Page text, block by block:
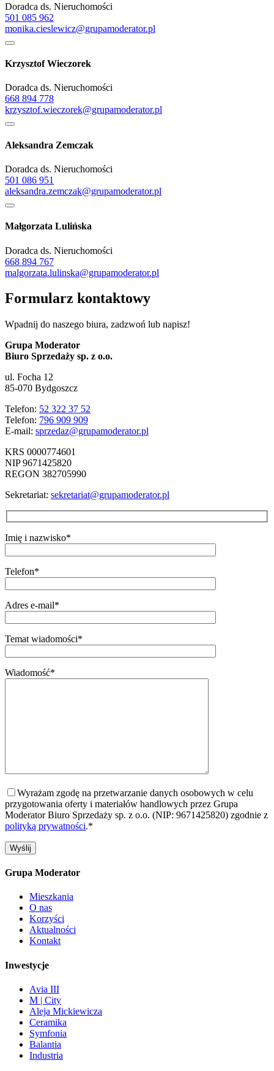
Doradca ds. Nieruchomości
501 085 962
monika.cieslewicz@grupamoderator.pl
Krzysztof Wieczorek
Doradca ds. Nieruchomości
668 894 778
krzysztof.wieczorek@grupamoderator.pl
Aleksandra Zemczak
Doradca ds. Nieruchomości
501 086 951
aleksandra.zemczak@grupamoderator.pl
Małgorzata Lulińska
Doradca ds. Nieruchomości
668 894 767
malgorzata.lulinska@grupamoderator.pl
Formularz kontaktowy
Wpadnij do naszego biura, zadzwoń lub napisz!
Grupa Moderator
Biuro Sprzedaży sp. z o.o.
ul. Focha 12
85-070 Bydgoszcz
Telefon: 52 322 37 52
Telefon: 796 909 909
E-mail: sprzedaz@grupamoderator.pl
KRS 0000774601
NIP 9671425820
REGON 382705990
Sekretariat: sekretariat@grupamoderator.pl
Imię i nazwisko*
Telefon*
Adres e-mail*
Temat wiadomości*
Wiadomość*
Wyrażam zgodę na przetwarzanie danych osobowych w celu
przygotowania oferty i materiałów handlowych przez Grupa
Moderator Biuro Sprzedaży sp. z o.o. (NIP: 9671425820) zgodnie z
polityką prywatności.*
Grupa Moderator
Mieszkania
O nas
Korzyści
Aktualności
Kontakt
Inwestycje
Avia III
M | City
Aleja Mickiewicza
Ceramika
Symfonia
Balantia
Industria